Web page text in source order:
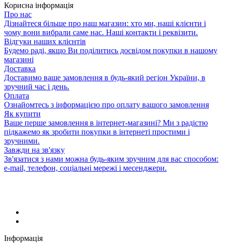
Корисна інформація
Про нас
Дізнайтеся більше про наш магазин: хто ми, наші клієнти і
чому вони вибрали саме нас. Наші контакти і реквізити.
Відгуки наших клієнтів
Будемо раді, якщо Ви поділитись досвідом покупки в нашому
магазині
Доставка
Доставимо ваше замовлення в будь-який регіон України, в
зручний час і день.
Оплата
Ознайомтесь з інформацією про оплату вашого замовлення
Як купити
Ваше перше замовлення в інтернет-магазині? Ми з радістю
підкажемо як зробити покупки в інтернеті простими і
зручними.
Завжди на зв'язку
Зв'язатися з нами можна будь-яким зручним для вас способом:
e-mail, телефон, соціальні мережі і месенджери.
Інформація